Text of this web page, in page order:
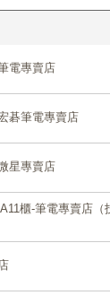
電專賣店
碁筆電專賣店
星專賣店
櫃-筆電專賣店（